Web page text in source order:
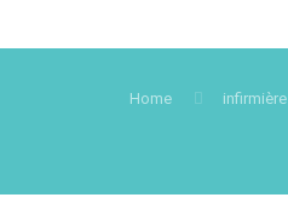
Home infirmière